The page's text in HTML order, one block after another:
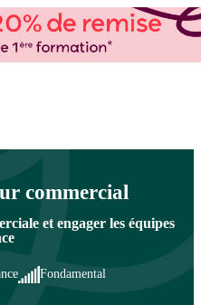
à Paris et en régions
commercial
et engager les équipes
Fondamental